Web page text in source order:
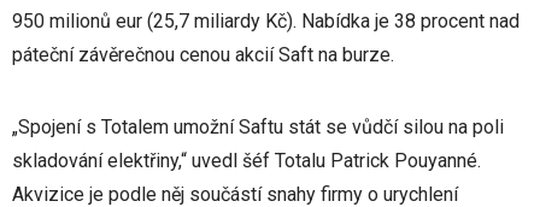
950 milionů eur (25,7 miliardy Kč). Nabídka je 38 procent nad
páteční závěrečnou cenou akcií Saft na burze.
„Spojení s Totalem umožní Saftu stát se vůdčí silou na poli
skladování elektřiny,“ uvedl šéf Totalu Patrick Pouyanné.
Akvizice je podle něj součástí snahy firmy o urychlení